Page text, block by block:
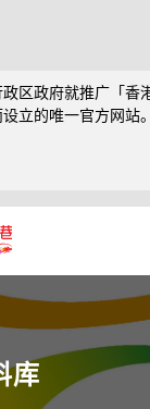
区政府就推广「香
立的唯一官方网站。
库